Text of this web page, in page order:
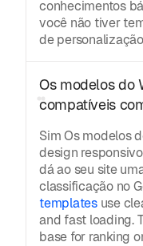
conhecimentos
você não tiver
de
Os modelos do
compatíveis
Sim Os modelos
design
dá ao seu site
classificação no
templatesuse
and fast loading.
base for ranking